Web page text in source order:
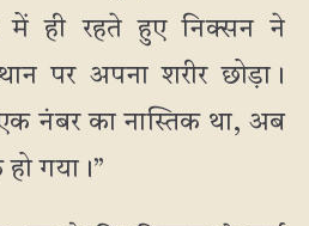
ही रहते हुए निक्सन ने
पर अपना शरीर छोड़ा।
नंबर का नास्तिक था, अब
गया।”